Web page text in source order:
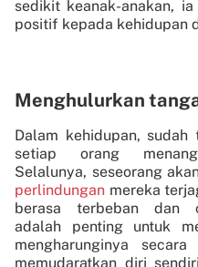
sedikit keanak-anakan,
positif kepada kehidupan
Menghulurkan
Dalam kehidupan,
setiap orang
Selalunya, seseorang
perlindungan mereka
berasa terbeban dan
adalah penting untuk
mengharunginya
memudaratkan diri